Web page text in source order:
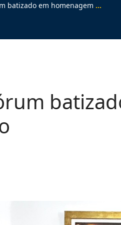
homenagem a Cesar Marques Carvalho